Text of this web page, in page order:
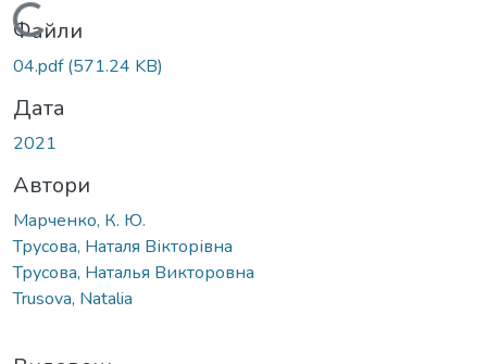
Вантажиться...
Файли
04.pdf(571.24 KB)
Дата
2021
Автори
Марченко, К. Ю.
Трусова, Наталя Вікторівна
Трусова, Наталья Викторовна
Trusova, Natalia